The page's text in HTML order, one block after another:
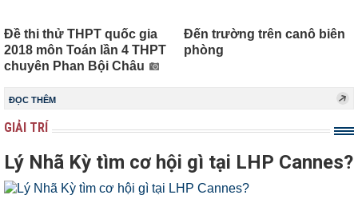
Đề thi thử THPT quốc gia
2018 môn Toán lần 4 THPT
chuyên Phan Bội Châu
Đến trường trên canô biên
phòng
ĐỌC THÊM
GIẢI TRÍ
Lý Nhã Kỳ tìm cơ hội gì tại LHP Cannes?